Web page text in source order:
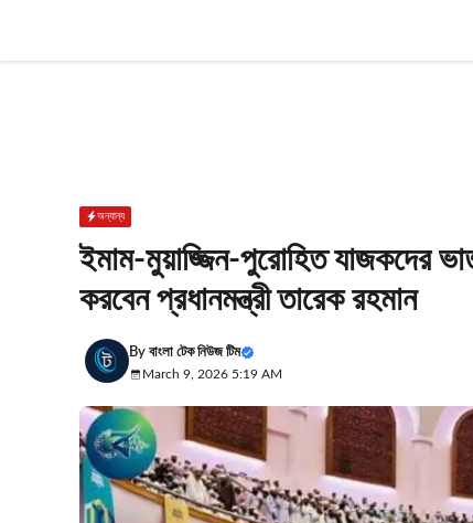
content
অন্যান্য
ইমাম-মুয়াজ্জিন-পুরোহিত যাজকদের
করবেন প্রধানমন্ত্রী তারেক রহমান
By বাংলা টেক নিউজ টিম
March 9, 2026 5:19 AM